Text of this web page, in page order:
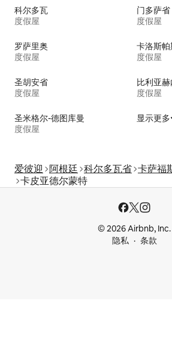
科尔多瓦
度假屋
门多萨省
度假屋
罗萨里奥
度假屋
卡洛斯
度假屋
圣胡安省
度假屋
比利亚
度假屋
圣米格尔-德图库曼
度假屋
显示更多
爱彼迎 阿根廷 科尔多瓦省 卡萨福
卡皮亚德尔蒙特
© 2026 Airbnb, Inc.
隐私
条款